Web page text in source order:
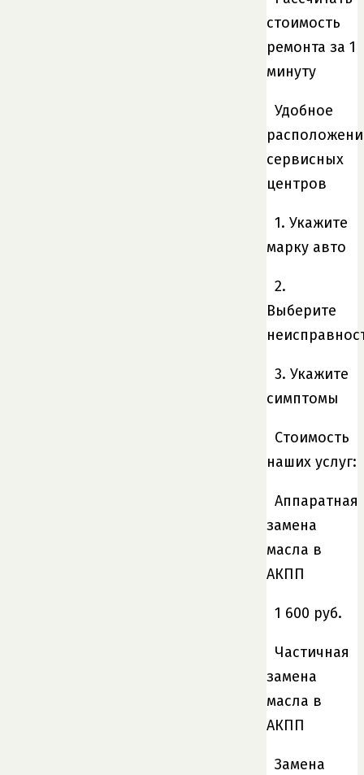
стоимость
ремонта за 1
минуту
Удобное
сервисных
центров
1. Укажите
марку авто
2.
Выберите
3. Укажите
симптомы
Cтоимость
наших услуг:
Аппаратная
замена
масла в
АКПП
1 600 руб.
Частичная
замена
масла в
АКПП
Замена